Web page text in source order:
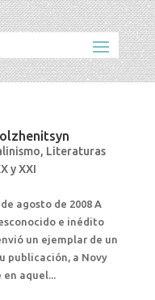
, Literaturas
y XXI
agosto de 2008 A
e inédito
un ejemplar de un
publicación, a Novy
en aquel...